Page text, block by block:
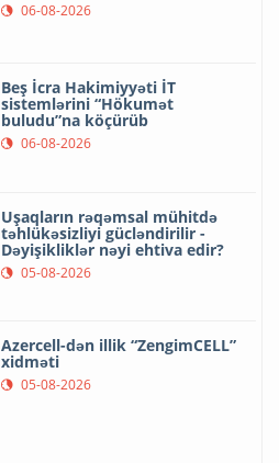
06-08-2026
Beş İcra Hakimiyyəti İT
sistemlərini “Hökumət
buludu”na köçürüb
06-08-2026
Uşaqların rəqəmsal mühitdə
təhlükəsizliyi gücləndirilir -
Dəyişikliklər nəyi ehtiva edir?
05-08-2026
Azercell-dən illik “ZengimCELL”
xidməti
05-08-2026